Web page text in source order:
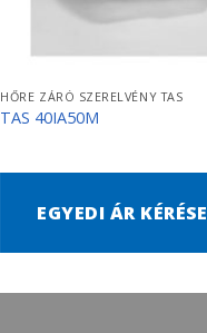
HŐRE ZÁRÓ SZERELVÉNY TAS
TAS 40IA50M
EGYEDI ÁR KÉRÉSE